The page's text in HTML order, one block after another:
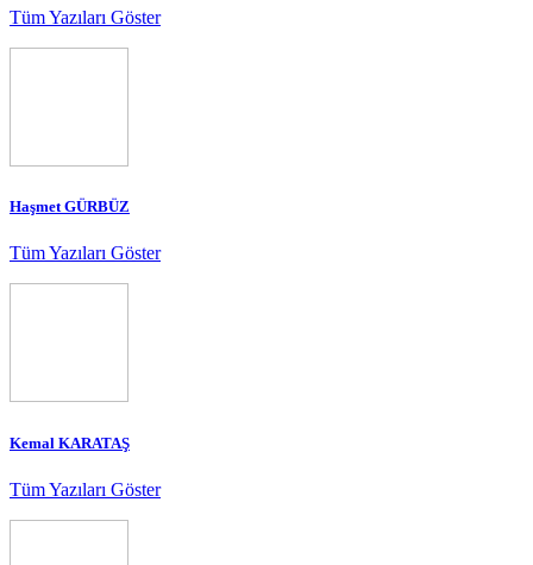
Tüm Yazıları Göster
Haşmet GÜRBÜZ
Tüm Yazıları Göster
Kemal KARATAŞ
Tüm Yazıları Göster